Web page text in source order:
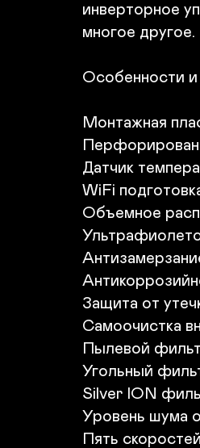
инверторное
многое другое.
Особенности
Монтажная
Датчик
WiFi
Объемное
Защита от
Самоочистка
Пылевой
Угольный
Silver ION
Уровень шума
Пять